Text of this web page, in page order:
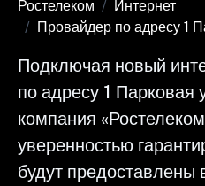
Ростелеком
Интернет
Провайдер по адресу 1
Подключая новый
по адресу 1 Парковая
компания
уверенностью
будут